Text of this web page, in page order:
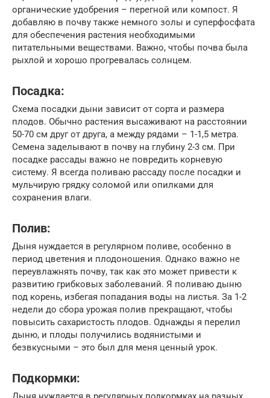
органические удобрения – перегной или компост. Я
добавляю в почву также немного золы и суперфосфата
для обеспечения растения необходимыми
питательными веществами. Важно, чтобы почва была
рыхлой и хорошо прогревалась солнцем.
Посадка:
Схема посадки дыни зависит от сорта и размера
плодов. Обычно растения высаживают на расстоянии
50-70 см друг от друга, а между рядами – 1-1,5 метра.
Семена заделывают в почву на глубину 2-3 см. При
посадке рассады важно не повредить корневую
систему. Я всегда поливаю рассаду после посадки и
мульчирую грядку соломой или опилками для
сохранения влаги.
Полив:
Дыня нуждается в регулярном поливе, особенно в
период цветения и плодоношения. Однако важно не
переувлажнять почву, так как это может привести к
развитию грибковых заболеваний. Я поливаю дыню
под корень, избегая попадания воды на листья. За 1-2
недели до сбора урожая полив прекращают, чтобы
повысить сахаристость плодов. Однажды я перелил
дыню, и плоды получились водянистыми и
безвкусными – это был для меня ценный урок.
Подкормки: